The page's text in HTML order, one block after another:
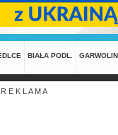
BIAŁA PODL. GARWOLIN
R E K L A M A